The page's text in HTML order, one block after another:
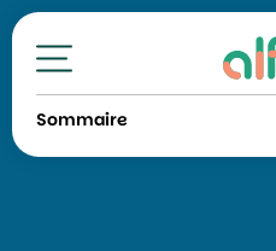
Toutes nos
Sommaire